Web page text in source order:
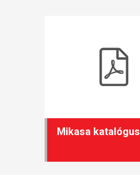
Mikasa katalógus